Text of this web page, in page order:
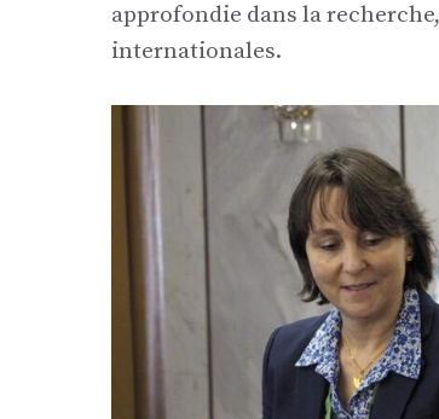
approfondie dans la
internationales.